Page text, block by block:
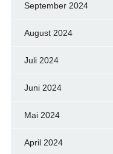
September 2024
August 2024
Juli 2024
Juni 2024
Mai 2024
April 2024